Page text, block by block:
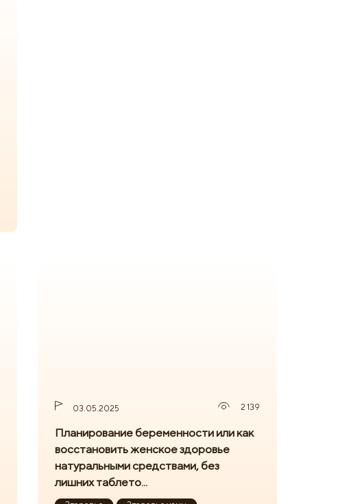
03.05.2025 2 139
Планирование беременности или как
восстановить женское здоровье
натуральными средствами, без
лишних таблето...